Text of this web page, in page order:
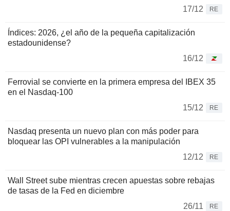
17/12
RE
Índices: 2026, ¿el año de la pequeña capitalización
estadounidense?
16/12
Ferrovial se convierte en la primera empresa del IBEX 35
en el Nasdaq-100
15/12
RE
Nasdaq presenta un nuevo plan con más poder para
bloquear las OPI vulnerables a la manipulación
12/12
RE
Wall Street sube mientras crecen apuestas sobre rebajas
de tasas de la Fed en diciembre
26/11
RE